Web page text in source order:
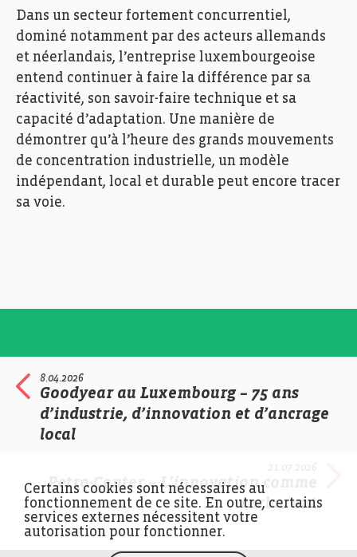
Fedil, Echo des Entreprises, Zoom, Peintures Robin,
Photo: Ann Sophie Lindström
Dans un secteur fortement concurrentiel,
dominé notamment par des acteurs allemands
et néerlandais, l’entreprise luxembourgeoise
entend continuer à faire la différence par sa
réactivité, son savoir-faire technique et sa
capacité d’adaptation. Une manière de
démontrer qu’à l’heure des grands mouvements
de concentration industrielle, un modèle
indépendant, local et durable peut encore tracer
sa voie.
8.04.2026
Goodyear au Luxembourg – 75 ans
d’industrie, d’innovation et d’ancrage
local
Petro-Center – L’innovation comme
carburant
Certains cookies sont nécessaires au
fonctionnement de ce site. En outre, certains
services externes nécessitent votre
autorisation pour fonctionner.